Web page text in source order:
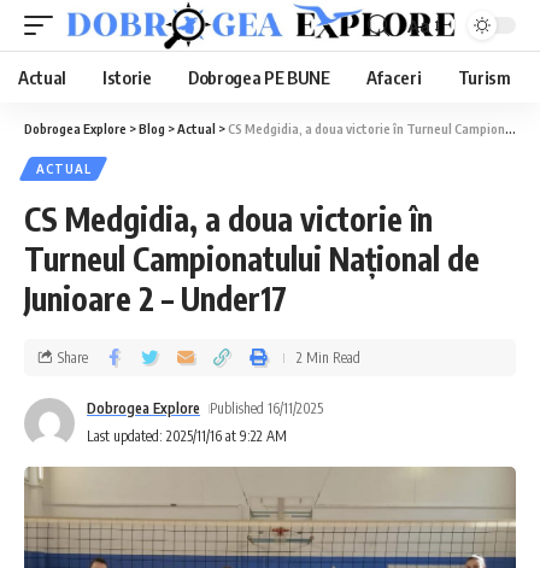
Aa
Actual Istorie Dobrogea PE BUNE Afaceri Turism
Dobrogea Explore >Blog >Actual >CS Medgidia, a doua victorie în Turneul Campionatului Național de Junioare 2 – Under17
ACTUAL
CS Medgidia, a doua victorie în
Turneul Campionatului Național de
Junioare 2 – Under17
Last updated: 2025/11/16 at 9:22 AM
Dobrogea Explore Published 16/11/2025
Share 2 Min Read